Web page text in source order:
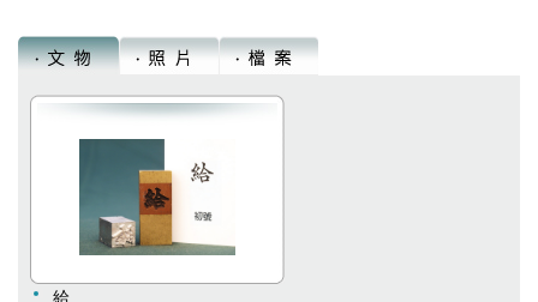
給